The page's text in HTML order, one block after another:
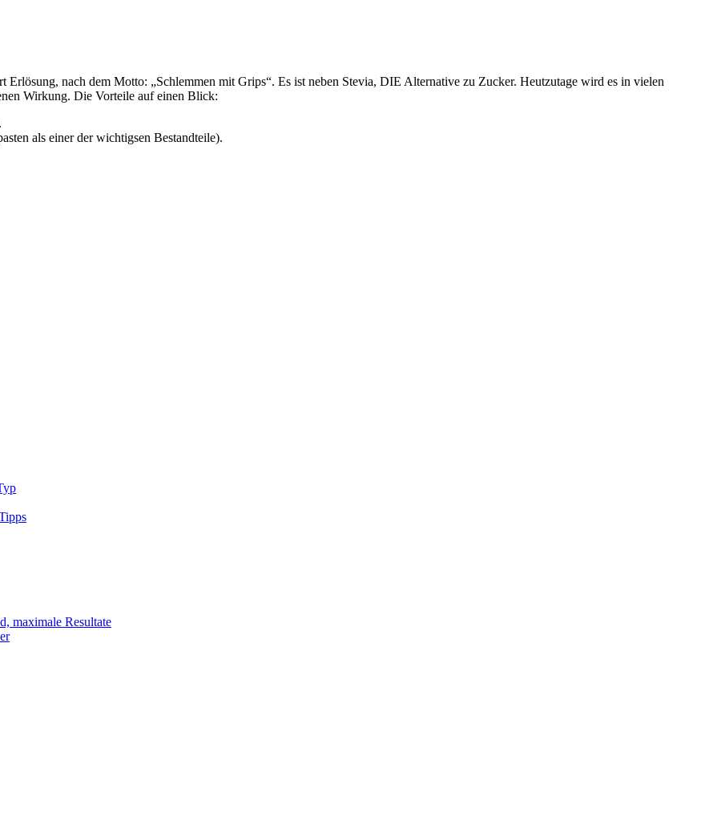
nach dem Motto: „Schlemmen mit Grips“. Es ist neben Stevia, DIE Alternative zu Zucker. Heutzutage wird es in vielen
Wirkung. Die Vorteile auf einen Blick:
als einer der wichtigsen Bestandteile).
maximale Resultate